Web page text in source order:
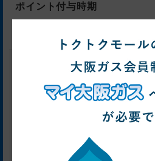
ポイント付与時期
【ポイント付与対象】
・複数回注文される場合は1回ず